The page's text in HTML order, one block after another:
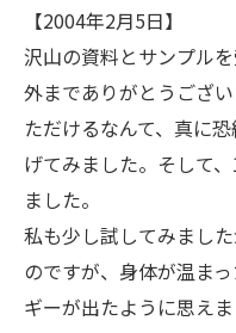
【2004年2月5日】
沢山の資料とサンプル
外までありがとうござ
ただけるなんて、真に
げてみました。そして
ました。
私も少し試してみまし
のですが、身体が温ま
ギーが出たように思えま